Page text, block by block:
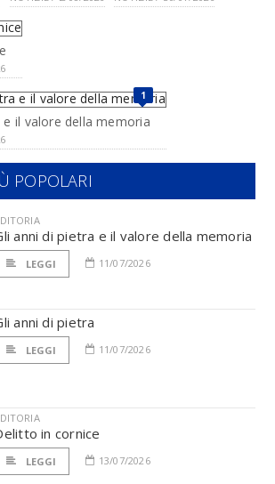
1
e il valore della memoria
POPOLARI
anni di pietra e il valore della memoria
LEGGI 11/07/2026
anni di pietra
LEGGI 11/07/2026
in cornice
LEGGI 13/07/2026